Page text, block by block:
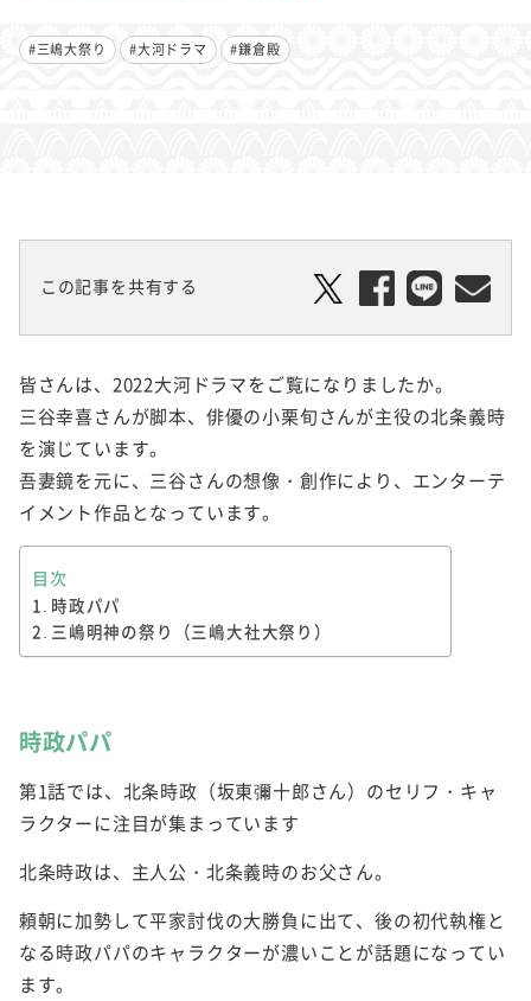
#三嶋大祭り #大河ドラマ #鎌倉殿
この記事を共有する
皆さんは、2022大河ドラマをご覧になりましたか。
三谷幸喜さんが脚本、俳優の小栗旬さんが主役の北条義時
を演じています。
吾妻鏡を元に、三谷さんの想像・創作により、エンターテ
イメント作品となっています。
目次
時政パパ
三嶋明神の祭り（三嶋大社大祭り）
時政パパ
第1話では、北条時政（坂東彌十郎さん）のセリフ・キャ
ラクターに注目が集まっています
北条時政は、主人公・北条義時のお父さん。
頼朝に加勢して平家討伐の大勝負に出て、後の初代執権と
なる時政パパのキャラクターが濃いことが話題になってい
ます。